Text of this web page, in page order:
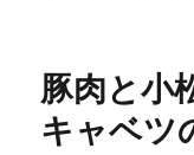
豚肉と小
キャベツ